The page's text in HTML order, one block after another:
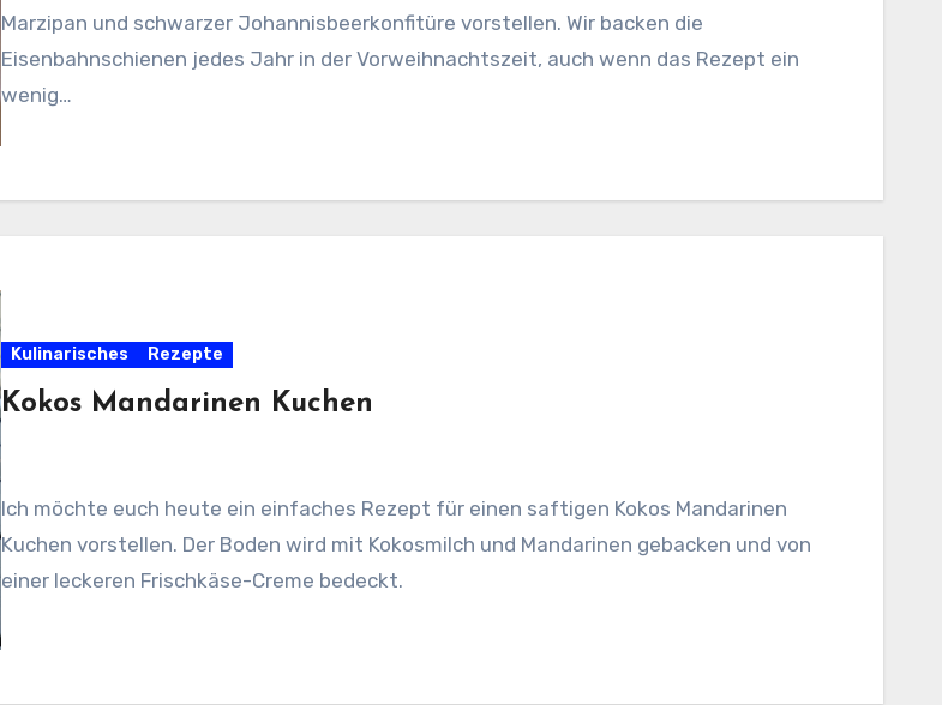
Marzipan und schwarzer Johannisbeerkonfitüre vorstellen. Wir backen die
Eisenbahnschienen jedes Jahr in der Vorweihnachtszeit, auch wenn das Rezept ein
wenig…
Kulinarisches Rezepte
Kokos Mandarinen Kuchen
Ich möchte euch heute ein einfaches Rezept für einen saftigen Kokos Mandarinen
Kuchen vorstellen. Der Boden wird mit Kokosmilch und Mandarinen gebacken und von
einer leckeren Frischkäse-Creme bedeckt.